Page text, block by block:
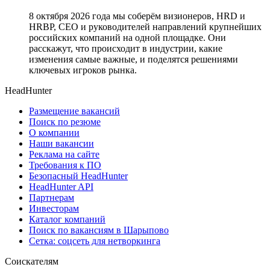
8 октября 2026 года мы соберём визионеров, HRD и
HRBP, СЕО и руководителей направлений крупнейших
российских компаний на одной площадке. Они
расскажут, что происходит в индустрии, какие
изменения самые важные, и поделятся решениями
ключевых игроков рынка.
HeadHunter
Размещение вакансий
Поиск по резюме
О компании
Наши вакансии
Реклама на сайте
Требования к ПО
Безопасный HeadHunter
HeadHunter API
Партнерам
Инвесторам
Каталог компаний
Поиск по вакансиям в Шарыпово
Сетка: соцсеть для нетворкинга
Соискателям